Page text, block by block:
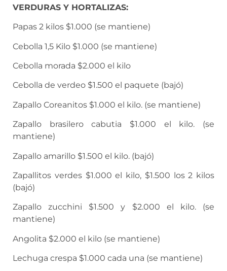
VERDURAS Y HORTALIZAS:
Papas 2 kilos $1.000 (se mantiene)
Cebolla 1,5 Kilo $1.000 (se mantiene)
Cebolla morada $2.000 el kilo
Cebolla de verdeo $1.500 el paquete (bajó)
Zapallo Coreanitos $1.000 el kilo. (se mantiene)
Zapallo brasilero cabutia $1.000 el kilo. (se
mantiene)
Zapallo amarillo $1.500 el kilo. (bajó)
Zapallitos verdes $1.000 el kilo, $1.500 los 2 kilos
(bajó)
Zapallo zucchini $1.500 y $2.000 el kilo. (se
mantiene)
Angolita $2.000 el kilo (se mantiene)
Lechuga crespa $1.000 cada una (se mantiene)